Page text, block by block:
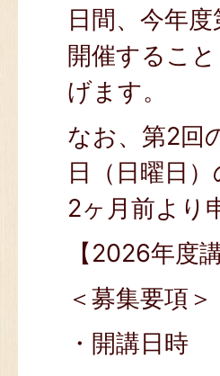
日間、今年
開催するこ
げます。
なお、第2回
日（日曜日
2ヶ月前より
【2026年度
＜募集要項＞
・開講日時